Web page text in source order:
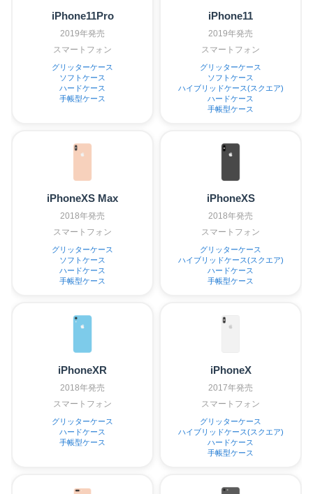
iPhone11Pro
2019年発売
スマートフォン
グリッターケース
ソフトケース
ハードケース
手帳型ケース
iPhone11
2019年発売
スマートフォン
グリッターケース
ソフトケース
ハイブリッドケース(スクエア)
ハードケース
手帳型ケース
iPhoneXS Max
2018年発売
スマートフォン
グリッターケース
ソフトケース
ハードケース
手帳型ケース
iPhoneXS
2018年発売
スマートフォン
グリッターケース
ハイブリッドケース(スクエア)
ハードケース
手帳型ケース
iPhoneXR
2018年発売
スマートフォン
グリッターケース
ハードケース
手帳型ケース
iPhoneX
2017年発売
スマートフォン
グリッターケース
ハイブリッドケース(スクエア)
ハードケース
手帳型ケース